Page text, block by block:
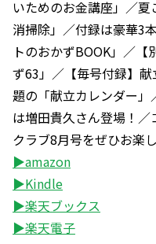
いためのお金講座」／
消掃除」／付録は豪華3
トのおかずBOOK」／
ず63」／【毎号付録】
題の「献立カレンダー」
は増田貴久さん登場！
クラブ8月号をぜひお楽
▶amazon
▶Kindle
▶楽天ブックス
▶楽天電子